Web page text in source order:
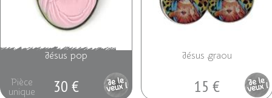
Jésus pop
Pièce
unique
30 €
Jésus graou
15 €